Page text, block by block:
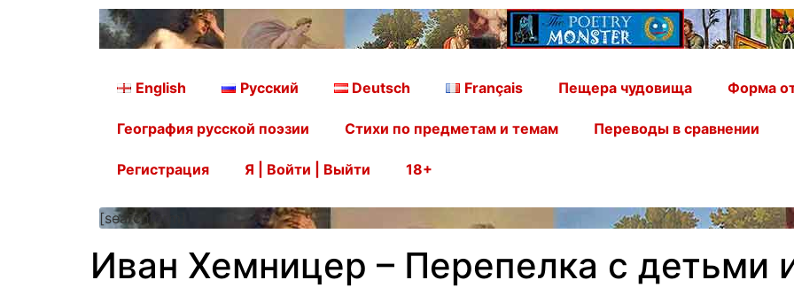
English Русский Deutsch Français Пещера чудовища Форма
География русской поэзии Стихи по предметам и темам Переводы в сравнении
Регистрация Я | Войти | Выйти 18+
[searchform]
Иван Хемницер – Перепелка с детьми